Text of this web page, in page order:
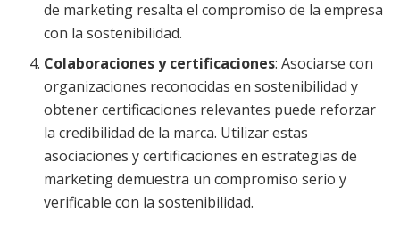
de marketing resalta el compromiso de la empresa
con la sostenibilidad.
Colaboraciones y certificaciones: Asociarse con
organizaciones reconocidas en sostenibilidad y
obtener certificaciones relevantes puede reforzar
la credibilidad de la marca. Utilizar estas
asociaciones y certificaciones en estrategias de
marketing demuestra un compromiso serio y
verificable con la sostenibilidad.